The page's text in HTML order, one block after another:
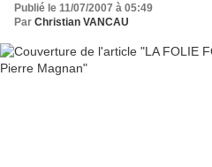
Publié le 11/07/2007 à 05:49
Par Christian VANCAU